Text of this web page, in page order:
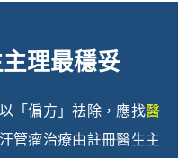
理最穩妥
「偏方」祛除，應找醫
管瘤治療由註冊醫生主